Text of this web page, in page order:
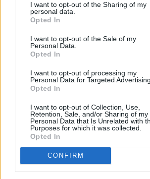
I want to opt-out of the Sharing of my
personal data.
Opted In
I want to opt-out of the Sale of my
Personal Data.
Opted In
I want to opt-out of processing my
Personal Data for Targeted Advertising.
Opted In
I want to opt-out of Collection, Use,
Retention, Sale, and/or Sharing of my
Personal Data that Is Unrelated with
Purposes for which it was collected.
Opted In
CONFIRM
VIEDOKLIS
Darbs no mājām –
Karstus viedokļus pauž
Ķestere, Rasnačs un
daudzi citi
SPORTS
saviem